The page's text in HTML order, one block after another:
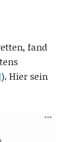
fand
). Hier sein